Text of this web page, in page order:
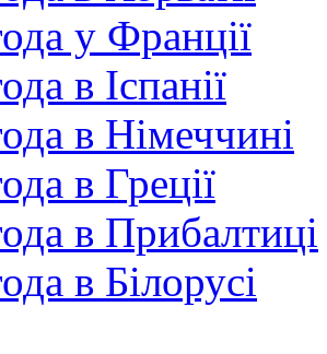
у Франції
в Іспанії
в Німеччині
в Греції
в Прибалтиці
в Білорусі